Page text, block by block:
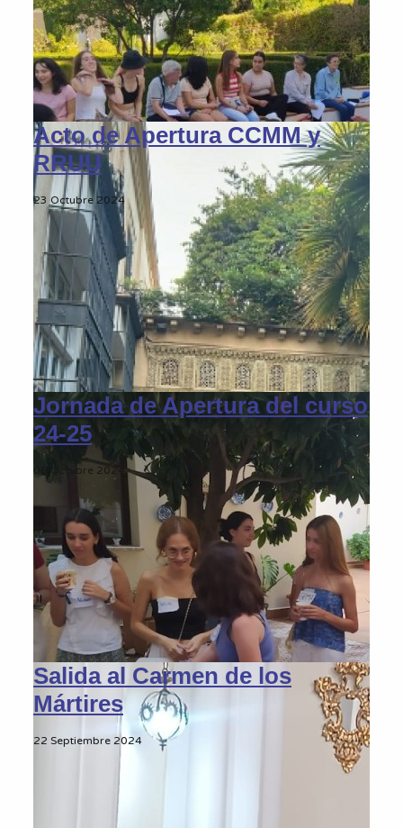
Acto de Apertura CCMM y
RRUU
23 Octubre 2024
Jornada de Apertura del curso
24-25
06 Octubre 2024
Salida al Carmen de los
Mártires
22 Septiembre 2024